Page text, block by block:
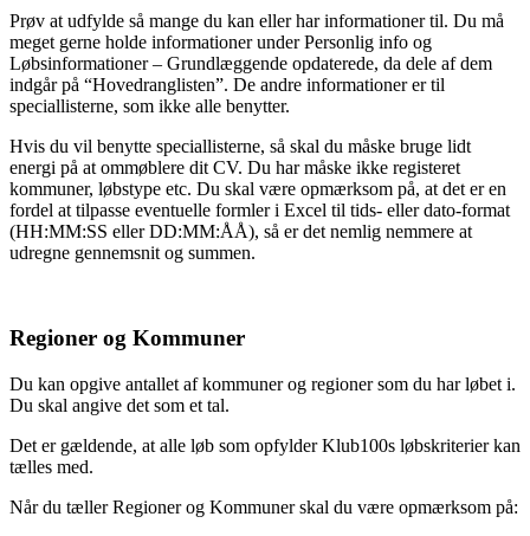
Prøv at udfylde så mange du kan eller har informationer til. Du må
meget gerne holde informationer under Personlig info og
Løbsinformationer – Grundlæggende opdaterede, da dele af dem
indgår på “Hovedranglisten”. De andre informationer er til
speciallisterne, som ikke alle benytter.
Hvis du vil benytte speciallisterne, så skal du måske bruge lidt
energi på at ommøblere dit CV. Du har måske ikke registeret
kommuner, løbstype etc. Du skal være opmærksom på, at det er en
fordel at tilpasse eventuelle formler i Excel til tids- eller dato-format
(HH:MM:SS eller DD:MM:ÅÅ), så er det nemlig nemmere at
udregne gennemsnit og summen.
Regioner og Kommuner
Du kan opgive antallet af kommuner og regioner som du har løbet i.
Du skal angive det som et tal.
Det er gældende, at alle løb som opfylder Klub100s løbskriterier kan
tælles med.
Når du tæller Regioner og Kommuner skal du være opmærksom på: